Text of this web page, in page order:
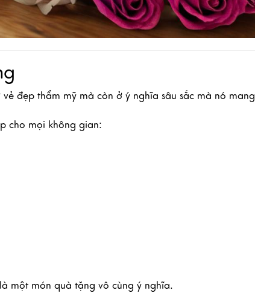
đẹp thẩm mỹ mà còn ở ý nghĩa sâu sắc mà nó mang
cho mọi không gian:
một món quà tặng vô cùng ý nghĩa.